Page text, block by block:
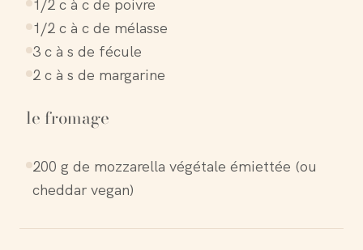
1/2 c à c de poivre
1/2 c à c de mélasse
3 c à s de fécule
2 c à s de margarine
le fromage
200 g de mozzarella végétale émiettée (ou
cheddar vegan)